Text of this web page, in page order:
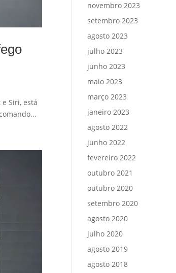
Siri, está
novembro 2023
setembro 2023
agosto 2023
julho 2023
junho 2023
maio 2023
março 2023
janeiro 2023
agosto 2022
junho 2022
fevereiro 2022
outubro 2021
outubro 2020
setembro 2020
agosto 2020
julho 2020
agosto 2019
agosto 2018